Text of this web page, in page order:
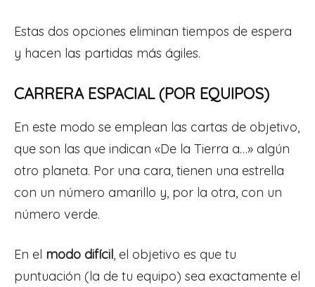
Estas dos opciones eliminan tiempos de espera
y hacen las partidas más ágiles.
CARRERA ESPACIAL (POR EQUIPOS)
En este modo se emplean las cartas de objetivo,
que son las que indican «De la Tierra a…» algún
otro planeta. Por una cara, tienen una estrella
con un número amarillo y, por la otra, con un
número verde.
En el modo difícil , el objetivo es que tu
puntuación (la de tu equipo) sea exactamente el